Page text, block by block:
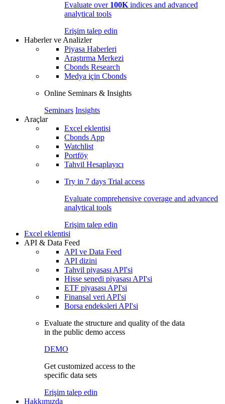
Evaluate over 100K indices and advanced
analytical tools
Erişim talep edin
Haberler ve Analizler
Piyasa Haberleri
Araştırma Merkezi
Cbonds Research
Medya için Cbonds
Online Seminars & Insights
Seminars Insights
Araçlar
Excel eklentisi
Cbonds App
Watchlist
Portföy
Tahvil Hesaplayıcı
Try in 7 days Trial access
Evaluate comprehensive coverage and advanced
analytical tools
Erişim talep edin
Excel eklentisi
API & Data Feed
API ve Data Feed
API dizini
Tahvil piyasası API'si
Hisse senedi piyasası API'si
ETF piyasası API'si
Finansal veri API'si
Borsa endeksleri API'si
Evaluate the structure and quality of the data
in the public demo access
DEMO
Get customized access to the
specific data sets
Erişim talep edin
Hakkımızda